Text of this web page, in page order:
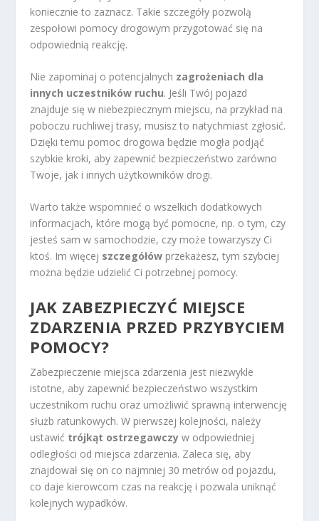
koniecznie to zaznacz. Takie szczegóły pozwolą
zespołowi pomocy drogowym przygotować się na
odpowiednią reakcję.
Nie zapominaj o potencjalnych zagrożeniach dla
innych uczestników ruchu. Jeśli Twój pojazd
znajduje się w niebezpiecznym miejscu, na przykład na
poboczu ruchliwej trasy, musisz to natychmiast zgłosić.
Dzięki temu pomoc drogowa będzie mogła podjąć
szybkie kroki, aby zapewnić bezpieczeństwo zarówno
Twoje, jak i innych użytkowników drogi.
Warto także wspomnieć o wszelkich dodatkowych
informacjach, które mogą być pomocne, np. o tym, czy
jesteś sam w samochodzie, czy może towarzyszy Ci
ktoś. Im więcej szczegółów przekażesz, tym szybciej
można będzie udzielić Ci potrzebnej pomocy.
JAK ZABEZPIECZYĆ MIEJSCE
ZDARZENIA PRZED PRZYBYCIEM
POMOCY?
Zabezpieczenie miejsca zdarzenia jest niezwykle
istotne, aby zapewnić bezpieczeństwo wszystkim
uczestnikom ruchu oraz umożliwić sprawną interwencję
służb ratunkowych. W pierwszej kolejności, należy
ustawić trójkąt ostrzegawczy w odpowiedniej
odległości od miejsca zdarzenia. Zaleca się, aby
znajdował się on co najmniej 30 metrów od pojazdu,
co daje kierowcom czas na reakcję i pozwala uniknąć
kolejnych wypadków.